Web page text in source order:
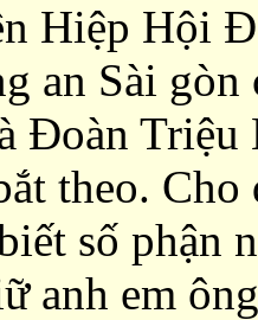
Hiệp Hội
an Sài gòn
Đoàn Triệu
theo. Cho
số phận
anh em